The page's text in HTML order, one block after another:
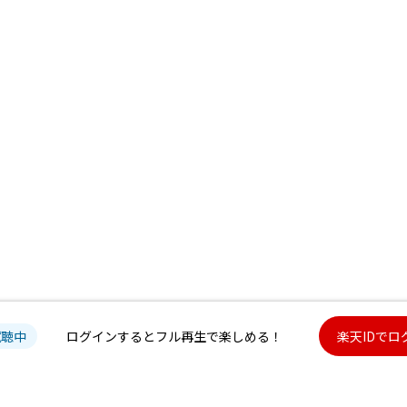
中 ログインするとフル再生で楽しめる！ 楽天IDでロ